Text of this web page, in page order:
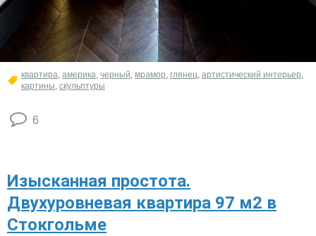
квартира, америка, черный, мрамор, глянец, артистический интерьер,
картины, скульптуры
6
Изысканная простота.
Двухуровневая квартира 97 м2 в
Стокгольме